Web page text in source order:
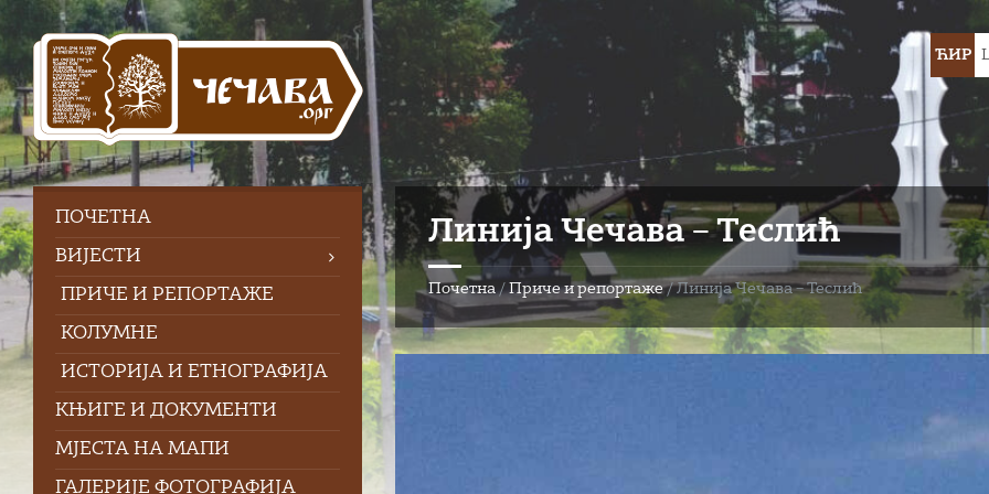
Skip
content
Skip
left
sidebar
Skip
footer
Choose
ЋИР
Линија Чечава – Теслић
Почетна /Приче и репортаже/Линија Чечава – Теслић
ПOЧЕТНА
ВИЈЕСТИ
ПРИЧЕ И РЕПОРТАЖЕ
КОЛУМНЕ
ИСТОРИЈА И ЕТНОГРАФИЈА
КЊИГЕ И ДОКУМЕНТИ
МЈЕСТА НА МАПИ
ГАЛЕРИЈЕ ФОТОГРАФИЈА